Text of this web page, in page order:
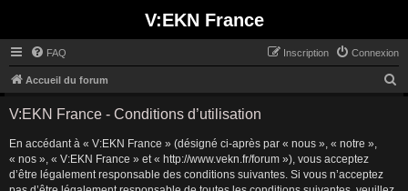
V:EKN France
FAQ Connexion
Inscription
Accueil du forum
V:EKN France - Conditions d’utilisation
En accédant à « V:EKN France » (désigné ci-après par « nous », « notre »,
« nos », « V:EKN France » et « http://www.vekn.fr/forum »), vous acceptez
d’être légalement responsable des conditions suivantes. Si vous n’acceptez